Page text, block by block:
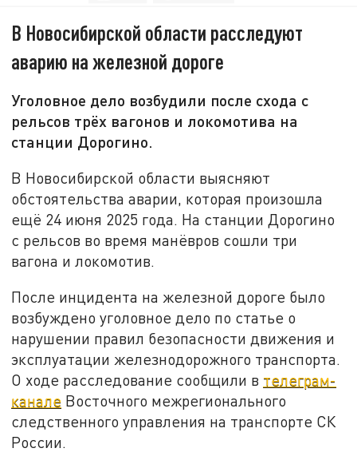
В Новосибирской области расследуют
аварию на железной дороге
Уголовное дело возбудили после схода с
рельсов трёх вагонов и локомотива на
станции Дорогино.
В Новосибирской области выясняют
обстоятельства аварии, которая произошла
ещё 24 июня 2025 года. На станции Дорогино
с рельсов во время манёвров сошли три
вагона и локомотив.
После инцидента на железной дороге было
возбуждено уголовное дело по статье о
нарушении правил безопасности движения и
эксплуатации железнодорожного транспорта.
О ходе расследование сообщили в телеграм-
канале Восточного межрегионального
следственного управления на транспорте СК
России.